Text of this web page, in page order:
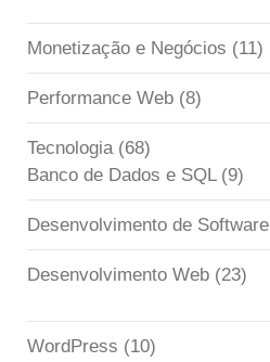
Monetização e Negócios (11)
Performance Web (8)
Tecnologia (68)
Banco de Dados e SQL(9)
Desenvolvimento de Software
Desenvolvimento Web (23)
WordPress (10)